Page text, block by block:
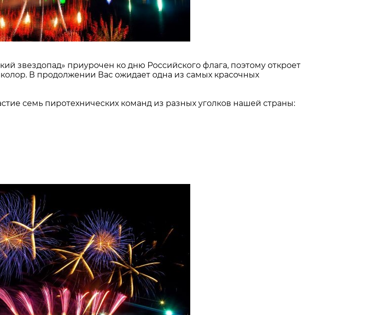
звездопад» приурочен ко дню Российского флага, поэтому откроет
В продолжении Вас ожидает одна из самых красочных
семь пиротехнических команд из разных уголков нашей страны: